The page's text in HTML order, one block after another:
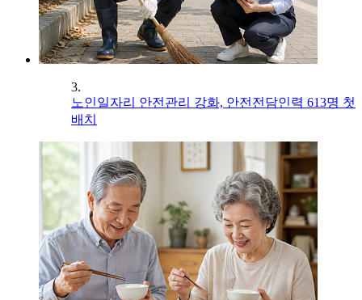
3.
노인일자리 안전관리 강화, 안전전담인력 613명 첫
배치